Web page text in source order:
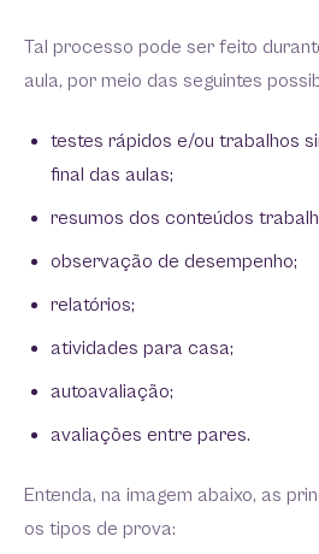
Tal processo pode ser feito
aula, por meio das seguintes
testes rápidos e/ou trabalhos
final das aulas;
resumos dos conteúdos
observação de desempenho;
relatórios;
atividades para casa;
autoavaliação;
avaliações entre pares.
Entenda, na imagem abaixo, as
os tipos de prova: